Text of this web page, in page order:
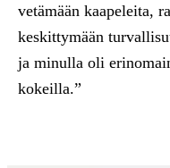
vetämään kaapeleita,
keskittymään
ja minulla oli
kokeilla.”